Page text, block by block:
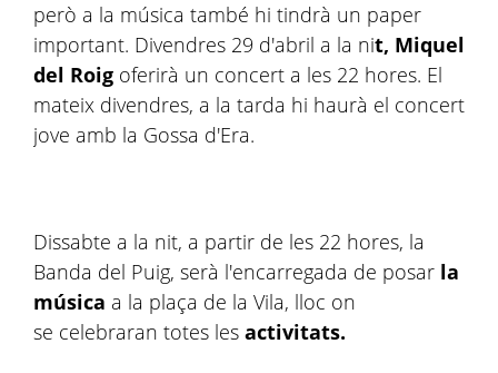
però a la música també hi tindrà un paper
important. Divendres 29 d'abril a la nit, Miquel
del Roig oferirà un concert a les 22 hores. El
mateix divendres, a la tarda hi haurà el concert
jove amb la Gossa d'Era.
Dissabte a la nit, a partir de les 22 hores, la
Banda del Puig, serà l'encarregada de posar la
música a la plaça de la Vila, lloc on
se celebraran totes les activitats.